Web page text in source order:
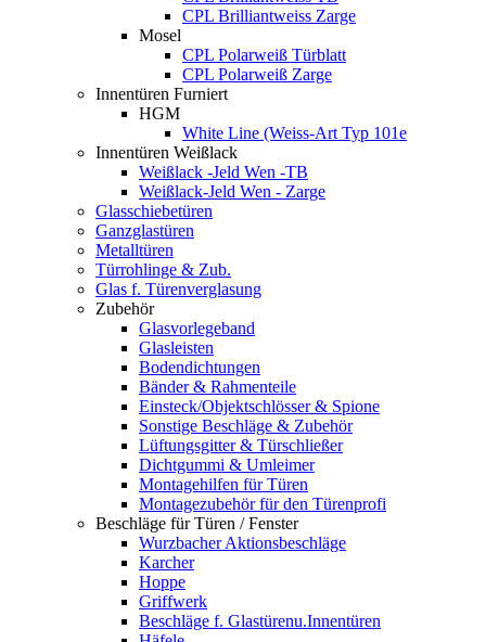
CPL Brilliantweiss Zarge
Mosel
CPL Polarweiß Türblatt
CPL Polarweiß Zarge
Innentüren Furniert
HGM
White Line (Weiss-Art Typ 101e
Innentüren Weißlack
Weißlack -Jeld Wen -TB
Weißlack-Jeld Wen - Zarge
Glasschiebetüren
Ganzglastüren
Metalltüren
Türrohlinge & Zub.
Glas f. Türenverglasung
Zubehör
Glasvorlegeband
Glasleisten
Bodendichtungen
Bänder & Rahmenteile
Einsteck/Objektschlösser & Spione
Sonstige Beschläge & Zubehör
Lüftungsgitter & Türschließer
Dichtgummi & Umleimer
Montagehilfen für Türen
Montagezubehör für den Türenprofi
Beschläge für Türen / Fenster
Wurzbacher Aktionsbeschläge
Karcher
Hoppe
Griffwerk
Beschläge f. Glastürenu.Innentüren